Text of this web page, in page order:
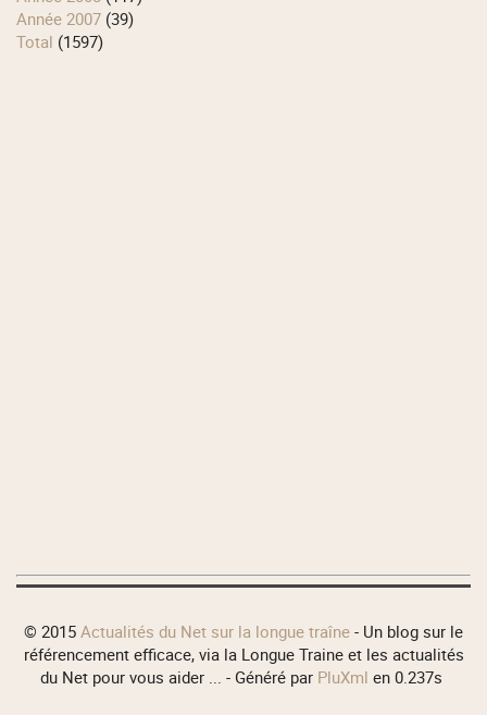
année 2007 (39)
total (1597)
© 2015 Actualités du Net sur la longue traîne - Un blog sur le
référencement efficace, via la Longue Traine et les actualités
du Net pour vous aider ... - Généré par PluXml en 0.237s